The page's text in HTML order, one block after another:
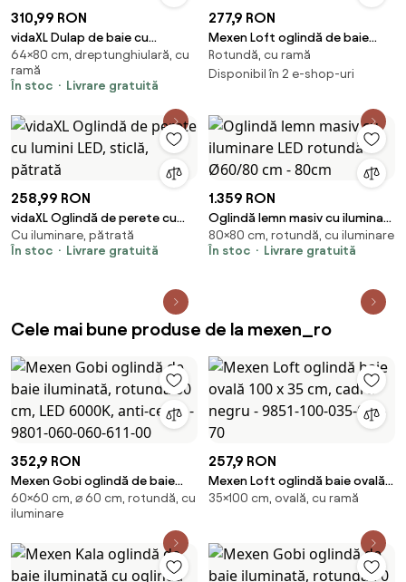
310,99 RON
vidaXL Dulap de baie cu
oglindă, alb, 80x20,5x64 cm,
lemn prelucrat
64×80 cm, dreptunghiulară, cu
ramă
În stoc
Livrare gratuită
277,9 RON
Mexen Loft oglindă de baie
rotundă 70 cm, ramă inox -
9850-070-070-000-10
Rotundă, cu ramă
Disponibil în 2 e-shop-uri
258,99 RON
vidaXL Oglindă de perete cu
lumini LED, sticlă, pătrată
Cu iluminare, pătrată
În stoc
Livrare gratuită
1.359 RON
Oglindă lemn masiv cu iluminare
LED rotundă Ø60/80 cm - 80cm
80×80 cm, rotundă, cu iluminare
În stoc
Livrare gratuită
Cele mai bune produse de la mexen_ro
352,9 RON
Mexen Gobi oglindă de baie
iluminată, rotundă 60 cm, LED
6000K, anti-ceață - 9801-060-
60×60 cm, ⌀ 60 cm, rotundă, cu
iluminare
257,9 RON
Mexen Loft oglindă baie ovală
100 x 35 cm, cadru negru - 9851-
35×100 cm, ovală, cu ramă